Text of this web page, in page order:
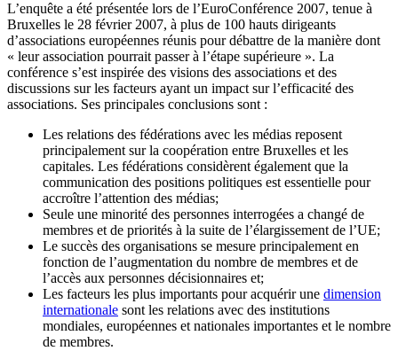
L’enquête a été présentée lors de l’EuroConférence 2007, tenue à
Bruxelles le 28 février 2007, à plus de 100 hauts dirigeants
d’associations européennes réunis pour débattre de la manière dont
« leur association pourrait passer à l’étape supérieure ». La
conférence s’est inspirée des visions des associations et des
discussions sur les facteurs ayant un impact sur l’efficacité des
associations. Ses principales conclusions sont :
Les relations des fédérations avec les médias reposent
principalement sur la coopération entre Bruxelles et les
capitales. Les fédérations considèrent également que la
communication des positions politiques est essentielle pour
accroître l’attention des médias;
Seule une minorité des personnes interrogées a changé de
membres et de priorités à la suite de l’élargissement de l’UE;
Le succès des organisations se mesure principalement en
fonction de l’augmentation du nombre de membres et de
l’accès aux personnes décisionnaires et;
Les facteurs les plus importants pour acquérir une dimension
internationale sont les relations avec des institutions
mondiales, européennes et nationales importantes et le nombre
de membres.